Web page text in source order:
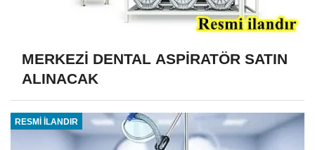
MERKEZİ DENTAL ASPİRATÖR SATIN
ALINACAK
RESMİ İLANDIR